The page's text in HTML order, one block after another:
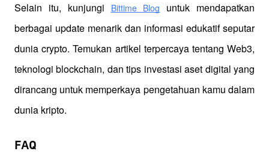
Selain itu, kunjungi Bittime Blog
untuk mendapatkan
berbagai update menarik dan informasi edukatif seputar
dunia crypto. Temukan artikel terpercaya tentang Web3,
teknologi blockchain, dan tips investasi aset digital yang
dirancang untuk memperkaya pengetahuan kamu dalam
dunia kripto.
FAQ